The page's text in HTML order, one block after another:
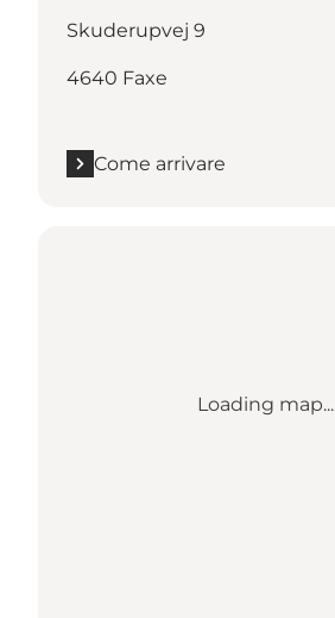
Skuderupvej 9
4640 Faxe
Come arrivare
Loading map...